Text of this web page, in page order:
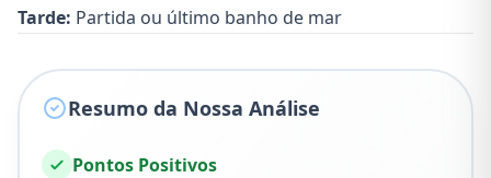
Tarde: Partida ou último banho de mar
Resumo da Nossa Análise
Pontos Positivos